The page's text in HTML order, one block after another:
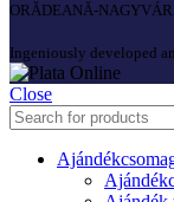
ORĂDEANĂ-
Ingeniously developed
Close